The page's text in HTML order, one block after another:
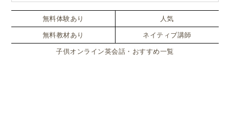
無料体験あり 人気
無料教材あり ネイティブ講師
子供オンライン英会話・おすすめ一覧